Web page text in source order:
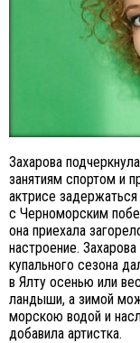
Захарова
занятиям спортом и
актрисе
с Черноморским
она приехала
настроение.
купального сезона
в Ялту осенью или
ландыши, а зимой
морскою водой и
добавила артистка.